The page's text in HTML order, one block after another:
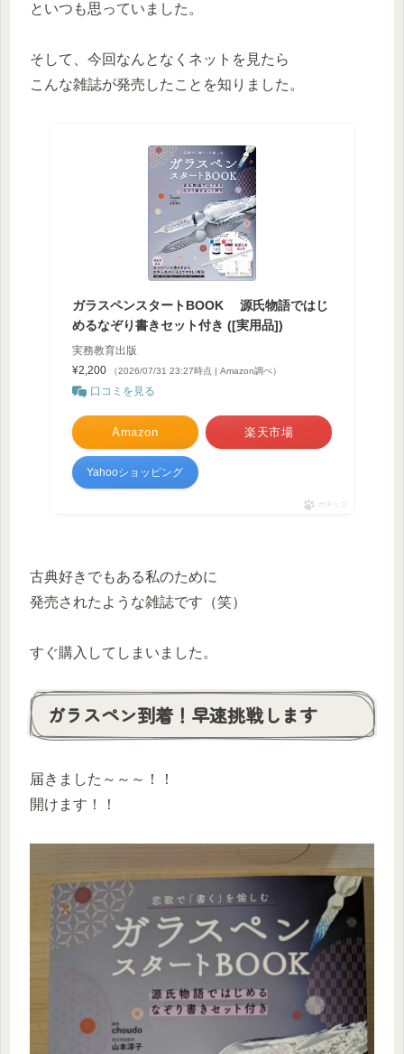
といつも思っていました。
そして、今回なんとなくネットを見たら
こんな雑誌が発売したことを知りました。
ガラスペンスタートBOOK 源氏物語ではじ
めるなぞり書きセット付き ([実用品])
実務教育出版
¥2,200
（2026/07/31 23:27時点 | Amazon調べ）
口コミを見る
Amazon 楽天市場
Yahooショッピング
ポチップ
古典好きでもある私のために
発売されたような雑誌です（笑）
すぐ購入してしまいました。
ガラスペン到着！早速挑戦します
届きました～～～！！
開けます！！